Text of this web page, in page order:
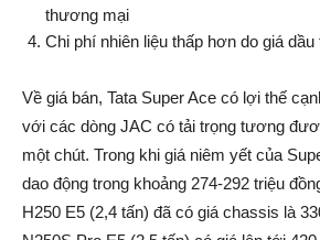
thương mại
Chi phí nhiên liệu thấp hơn do giá
Về giá bán, Tata Super Ace có lợi thế
với các dòng JAC có tải trọng tương
một chút. Trong khi giá niêm yết của
dao động trong khoảng 274-292 triệu
H250 E5 (2,4 tấn) đã có giá chassis là